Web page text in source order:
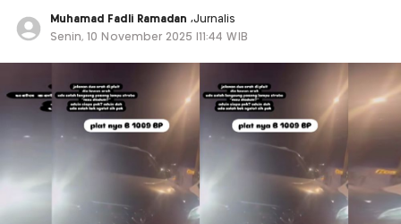
Muhamad Fadli Ramadan,Jurnalis
Senin, 10 November 2025 |11:44 WIB